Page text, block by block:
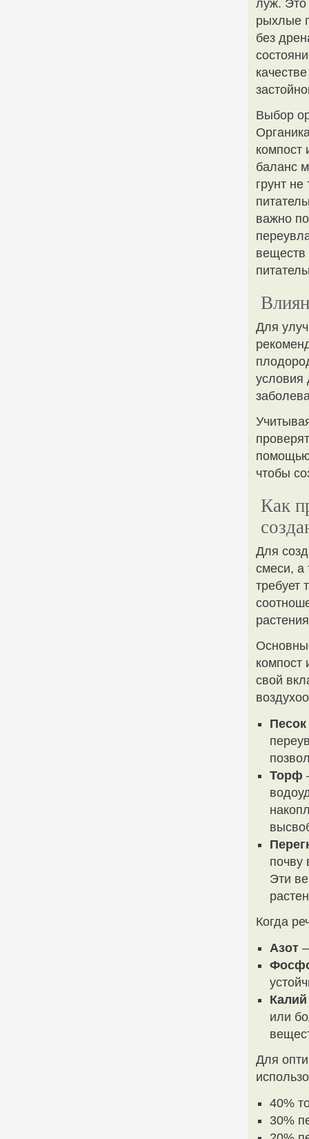
луж. Это
рыхлые
без
Выбор
компост
баланс
грунт
важно
веществ
Для
условия
помощью
чтобы
Как
Для
смеси, а
требует
компост
свой
Песок
Торф
почву
Эти
Когда
Азот
Калий
или
Для
40%
30%